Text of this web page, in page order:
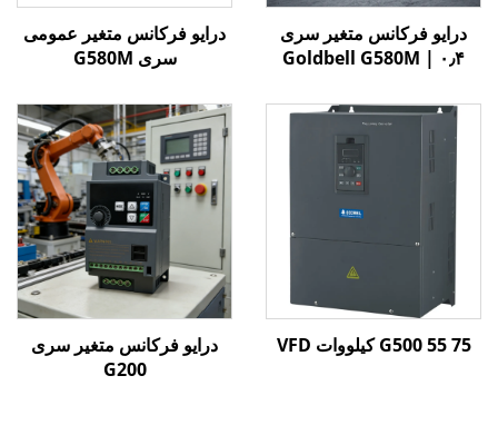
درایو فرکانس متغیر سری
Goldbell G580M | ۰٫۴
کنترل V/F و برداری | درایو
فرکانس متغیر با گواهینامه
درایو فرکانس متغیر عمومی
سری G580M
G500 55 75 کیلووات VFD
درایو فرکانس متغیر سری
G200